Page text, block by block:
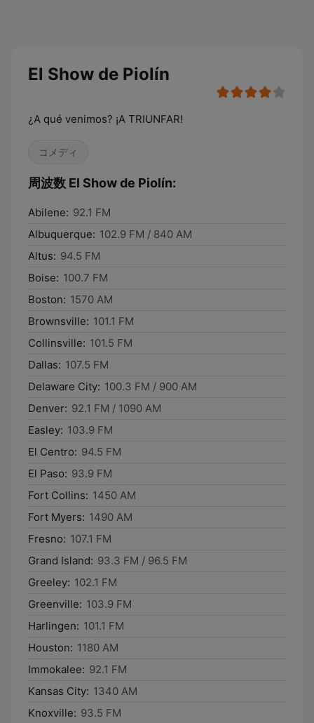
El Show de Piolín
¿A qué venimos? ¡A TRIUNFAR!
コメディ
周波数 El Show de Piolín:
Abilene: 92.1 FM
Albuquerque: 102.9 FM / 840 AM
Altus: 94.5 FM
Boise: 100.7 FM
Boston: 1570 AM
Brownsville: 101.1 FM
Collinsville: 101.5 FM
Dallas: 107.5 FM
Delaware City: 100.3 FM / 900 AM
Denver: 92.1 FM / 1090 AM
Easley: 103.9 FM
El Centro: 94.5 FM
El Paso: 93.9 FM
Fort Collins: 1450 AM
Fort Myers: 1490 AM
Fresno: 107.1 FM
Grand Island: 93.3 FM / 96.5 FM
Greeley: 102.1 FM
Greenville: 103.9 FM
Harlingen: 101.1 FM
Houston: 1180 AM
Immokalee: 92.1 FM
Kansas City: 1340 AM
Knoxville: 93.5 FM